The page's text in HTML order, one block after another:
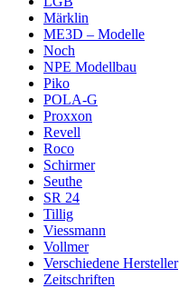
Märklin
ME3D – Modelle
Noch
NPE Modellbau
Piko
POLA-G
Proxxon
Revell
Roco
Schirmer
Seuthe
SR 24
Tillig
Viessmann
Vollmer
Verschiedene Hersteller
Zeitschriften